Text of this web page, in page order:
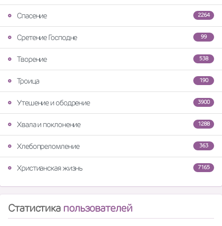
2264
Спасение
99
Сретение Господне
538
Творение
190
Троица
3900
Утешение и ободрение
1288
Хвала и поклонение
363
Хлебопреломление
7165
Христианская жизнь
Статистика пользователей